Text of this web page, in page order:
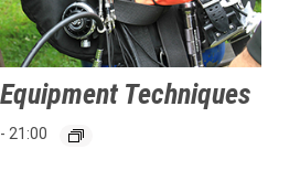
Techniques
-21:00